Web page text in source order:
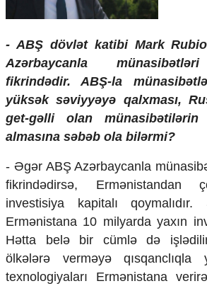
Crossmedia.az - 1 yaş
Siyasət
Məhkəmə və hüquq
Ekologiya
Zəfər - 5
Gənclər və İdman
Media və QHT
Hadisə
Sağlamlıq
Mənəvi dəyərlər
Texnologiya
Mətbuat-150
Əlaqə
Missiyamız
- ABŞ dövlət katibi Mark
Azərbaycanla
fikrindədir. ABŞ-la
yüksək səviyyəyə qalxması,
get-gəlli olan münasibətilərin
almasına səbəb ola bilərmi?
- Əgər ABŞ Azərbaycanla
fikrindədirsə, Ermənistandan
investisiya kapitalı
Ermənistana 10 milyarda yaxın
Hətta belə bir cümlə də
ölkələrə verməyə qısqanclıqla
texnologiyaları Ermənistana